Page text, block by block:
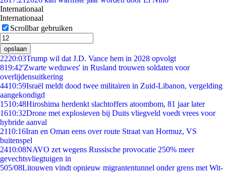
Internationaal
Internationaal
Scrollbar gebruiken
opslaan
2220:03Trump wil dat J.D. Vance hem in 2028 opvolgt
819:42'Zwarte weduwes' in Rusland trouwen soldaten voor
overlijdensuitkering
4410:59Israël meldt dood twee militairen in Zuid-Libanon, vergelding
aangekondigd
1510:48Hiroshima herdenkt slachtoffers atoombom, 81 jaar later
1610:32Drone met explosieven bij Duits vliegveld voedt vrees voor
hybride aanval
2110:16Iran en Oman eens over route Straat van Hormuz, VS
buitenspel
2410:08NAVO zet wegens Russische provocatie 250% meer
gevechtsvliegtuigen in
505/08Litouwen vindt opnieuw migrantentunnel onder grens met Wit-